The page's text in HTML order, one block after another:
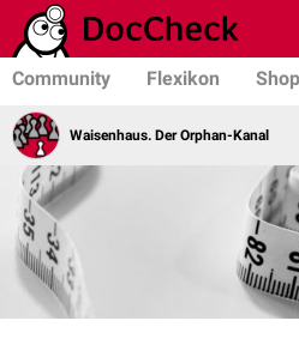
Community Flexikon Shop
Waisenhaus. Der Orphan-Kanal